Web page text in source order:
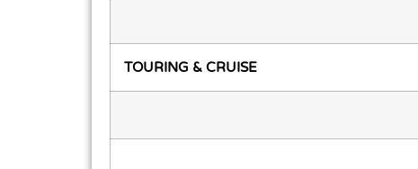
TOURING & CRUISE